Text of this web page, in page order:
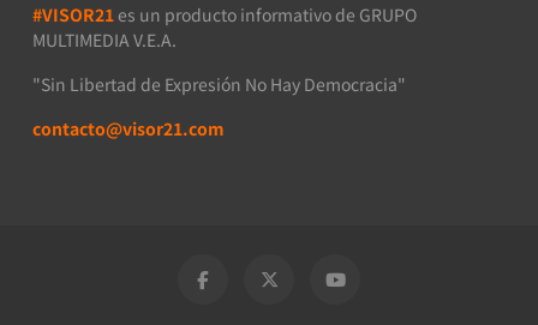
#VISOR21 es un producto informativo de GRUPO
MULTIMEDIA V.E.A.
"Sin Libertad de Expresión No Hay Democracia"
contacto@visor21.com